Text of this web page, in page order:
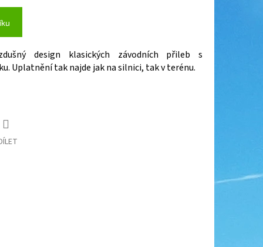
design klasických závodních přileb s
Uplatnění tak najde jak na silnici, tak v terénu.